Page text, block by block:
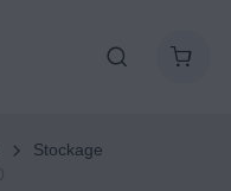
Stockage